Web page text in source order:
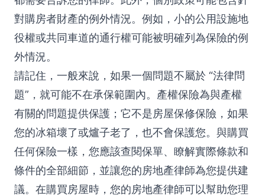
對購房者財產的例外情況。例如，小的公用設施地
役權或共同車道的通行權可能被明確列為保險的例
外情況。
請記住，一般來說，如果一個問題不屬於 “法律問
題”，就可能不在承保範圍內。產權保險為與產權
有關的問題提供保護；它不是房屋保修保險，如果
您的冰箱壞了或爐子老了，也不會保護您。與購買
任何保險一樣，您應該查閱保單、瞭解實際條款和
條件的全部細節，並讓您的房地產律師為您提供建
議。在購買房屋時，您的房地產律師可以幫助您理